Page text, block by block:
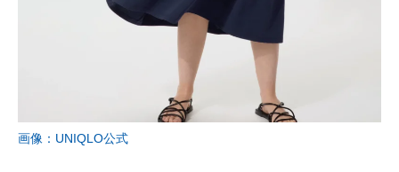
画像：UNIQLO公式